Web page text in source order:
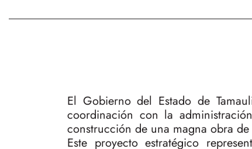
El Gobierno del Estado de
coordinación con la
construcción de una magna obra
Este proyecto estratégico